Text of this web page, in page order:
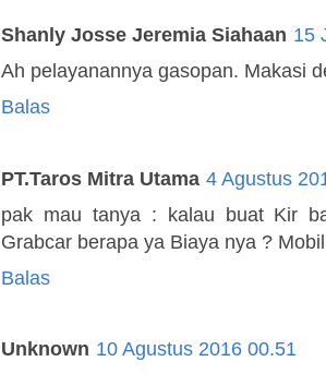
Shanly Josse Jeremia Siahaan 15
Ah pelayanannya gasopan. Makasi
Balas
PT.Taros Mitra Utama 4 Agustus
pak mau tanya : kalau buat Kir
Grabcar berapa ya Biaya nya ?
Balas
Unknown 10 Agustus 2016 00.51